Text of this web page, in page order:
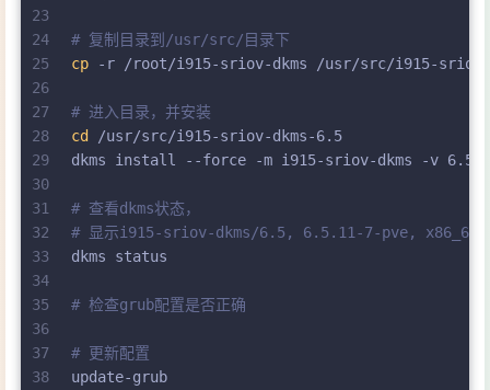
23
24
25
26
27
28
29
30
31
32
33
34
35
36
37
38
# 复制目录到/usr/src/目录下
cp -r /root/i915-sriov-dkms /usr/src/i915-sriov-
# 进入目录，并安装
cd
/usr/src/i915-sriov-dkms-6.5
dkms install --force -m i915-sriov-dkms -v 6.5
# 查看dkms状态，
# 显示i915-sriov-dkms/6.5, 6.5.11-7-pve, x86_64:
dkms status
# 检查grub配置是否正确
# 更新配置
update-grub